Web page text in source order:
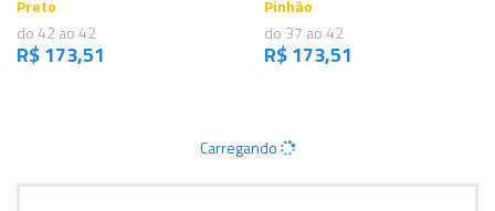
Preto
do 42 ao 42
R$ 173,51
Pinhão
do 37 ao 42
R$ 173,51
Carregando